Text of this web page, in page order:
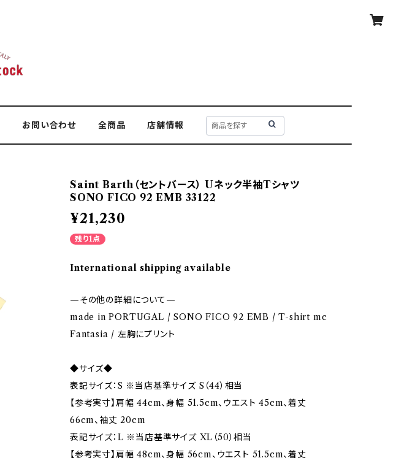
お問い合わせ 全商品 店舗情報
Saint Barth（セントバース） Uネック半袖Tシャツ
SONO FICO 92 EMB 33122
¥21,230
残り1点
International shipping available
—その他の詳細について—
made in PORTUGAL / SONO FICO 92 EMB / T-shirt mc
Fantasia / 左胸にプリント
◆サイズ◆
表記サイズ：S ※当店基準サイズ S（44）相当
【参考実寸】肩幅 44cm、身幅 51.5cm、ウエスト 45cm、着丈
66cm、袖丈 20cm
表記サイズ：L ※当店基準サイズ XL（50）相当
【参考実寸】肩幅 48cm、身幅 56cm、ウエスト 51.5cm、着丈